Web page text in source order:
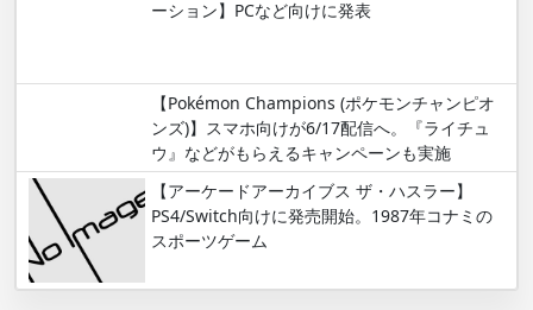
ーション】PCなど向けに発表
【Pokémon Champions (ポケモンチャンピオ
ンズ)】スマホ向けが6/17配信へ。『ライチュ
ウ』などがもらえるキャンペーンも実施
【アーケードアーカイブス ザ・ハスラー】
PS4/Switch向けに発売開始。1987年コナミの
スポーツゲーム